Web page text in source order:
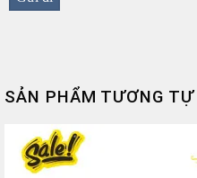
SẢN PHẨM TƯƠNG TỰ